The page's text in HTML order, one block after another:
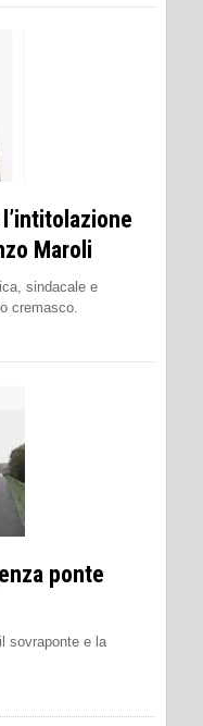
Maroli
sindacale e
cremasco.
ponte
sovraponte e la